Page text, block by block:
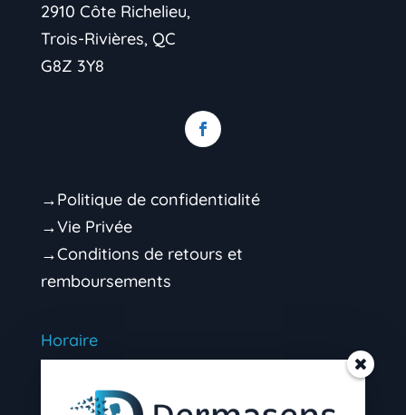
2910 Côte Richelieu,
Trois-Rivières, QC
G8Z 3Y8
→Politique de confidentialité
→Vie Privée
→Conditions de retours et
remboursements
Horaire
Mardi 9h00 – 16h30 (soir sur rendez-vous)